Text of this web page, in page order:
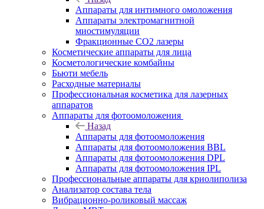
Аппараты для интимного омоложения
Аппараты электромагнитной
миостимуляции
Фракционные CO2 лазеры
Косметические аппараты для лица
Косметологические комбайны
Бьюти мебель
Расходные материалы
Профессиональная косметика для лазерных
аппаратов
Аппараты для фотоомоложения
Назад
Аппараты для фотоомоложения
Аппараты для фотоомоложения BBL
Аппараты для фотоомоложения DPL
Аппараты для фотоомоложения IPL
Профессиональные аппараты для криолиполиза
Анализатор состава тела
Вибрационно-роликовый массаж